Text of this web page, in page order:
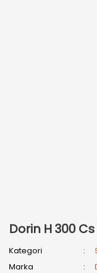
Dorin H 300
Kategori
Marka